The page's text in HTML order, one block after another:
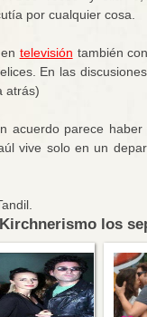
por cualquier cosa.
televisión también
En las
atrás)
acuerdo parece
vive solo en un
los